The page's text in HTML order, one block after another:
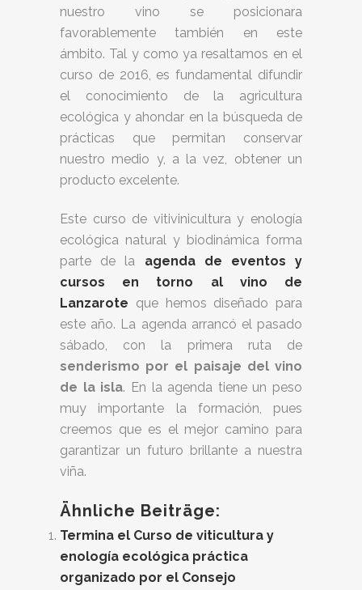
nuestro vino se posicionara
favorablemente también en este
ámbito. Tal y como ya resaltamos en el
curso de 2016, es fundamental difundir
el conocimiento de la agricultura
ecológica y ahondar en la búsqueda de
prácticas que permitan conservar
nuestro medio y, a la vez, obtener un
producto excelente.
Este curso de vitivinicultura y enología
ecológica natural y biodinámica forma
parte de la agenda de eventos y
cursos en torno al vino de
Lanzarote que hemos diseñado para
este año. La agenda arrancó el pasado
sábado, con la primera ruta de
senderismo por el paisaje del vino
de la isla. En la agenda tiene un peso
muy importante la formación, pues
creemos que es el mejor camino para
garantizar un futuro brillante a nuestra
viña.
Ähnliche Beiträge:
Termina el Curso de viticultura y
enología ecológica práctica
organizado por el Consejo